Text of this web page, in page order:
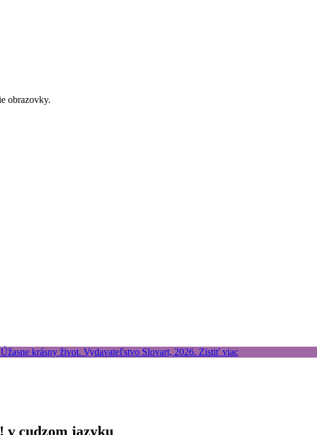
obrazovky.
v cudzom jazyku